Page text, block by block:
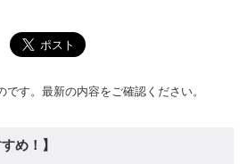
す。最新の内容をご確認ください。
め！】